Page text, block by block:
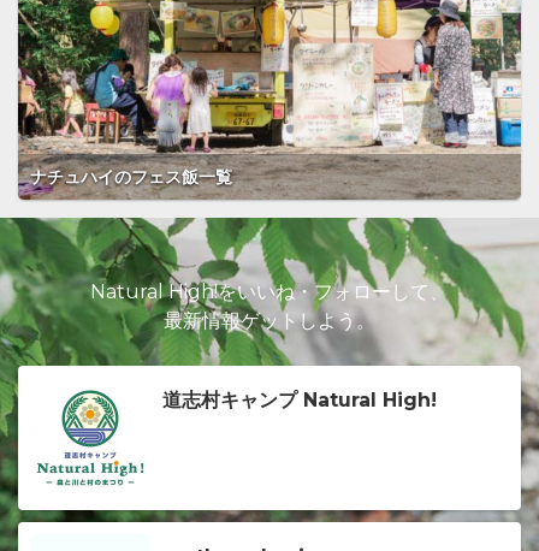
ナチュハイのフェス飯一覧
Natural High!をいいね・フォローして、
最新情報ゲットしよう。
道志村キャンプ Natural High!